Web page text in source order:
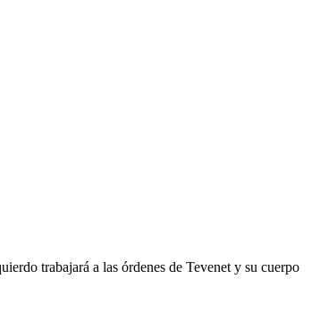
trabajará a las órdenes de Tevenet y su cuerpo